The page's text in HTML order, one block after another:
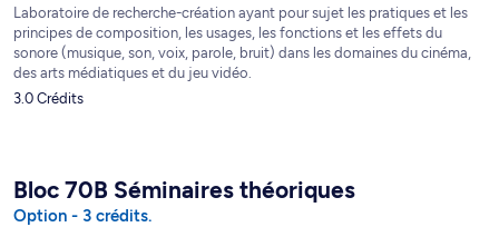
MUL 2109 Musiques et images en mouvement (3
crédits)
Laboratoire de recherche-création ayant pour sujet les pratiques et les
principes de composition, les usages, les fonctions et les effets du
sonore (musique, son, voix, parole, bruit) dans les domaines du cinéma,
des arts médiatiques et du jeu vidéo.
3.0 Crédits
Bloc 70B Séminaires théoriques
Option - 3 crédits.